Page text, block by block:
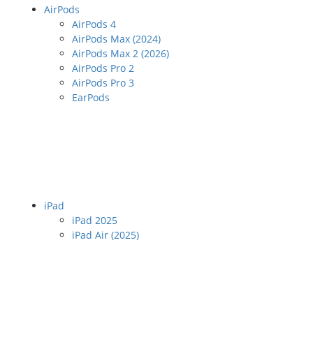
AirPods
AirPods 4
AirPods Max (2024)
AirPods Max 2 (2026)
AirPods Pro 2
AirPods Pro 3
EarPods
iPad
iPad 2025
iPad Air (2025)